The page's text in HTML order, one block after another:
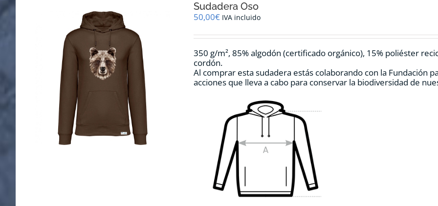
Sudadera Oso
50,00€ IVA incluido
350 g/m², 85% algodón (certificado orgánico), 15% poliéster
cordón.
Al comprar esta sudadera estás colaborando con la Fundación
acciones que lleva a cabo para conservar la biodiversidad de